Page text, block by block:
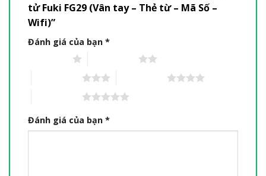
tử Fuki FG29 (Vân tay – Thẻ từ – Mã Số –
Wifi)”
Đánh giá của bạn *
Đánh giá của bạn *